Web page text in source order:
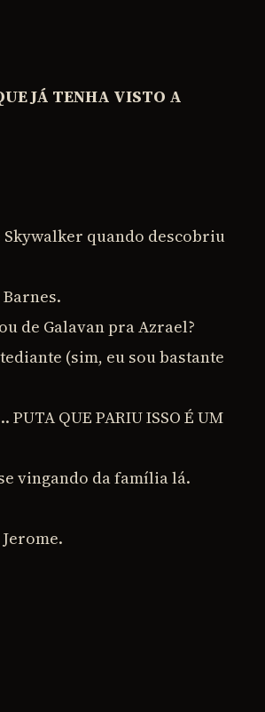
JÁ TENHA VISTO A
Skywalker quando descobriu
de Galavan pra Azrael?
(sim, eu sou bastante
QUE PARIU ISSO É UM
vingando da família lá.